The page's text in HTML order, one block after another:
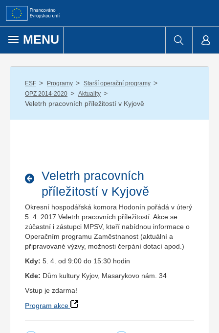
Přejít k obsahu
MENU
ESF / Programy / Starší operační programy /
OPZ 2014-2020 / Aktuality /
Veletrh pracovních příležitostí v Kyjově
Veletrh pracovních
příležitostí v Kyjově
Okresní hospodářská komora Hodonín pořádá v úterý
5. 4. 2017 Veletrh pracovních příležitostí. Akce se
zúčastní i zástupci MPSV, kteří nabídnou informace o
Operačním programu Zaměstnanost (aktuální a
připravované výzvy, možnosti čerpání dotací apod.)
Kdy: 5. 4. od 9:00 do 15:30 hodin
Kde: Dům kultury Kyjov, Masarykovo nám. 34
Vstup je zdarma!
Program akce